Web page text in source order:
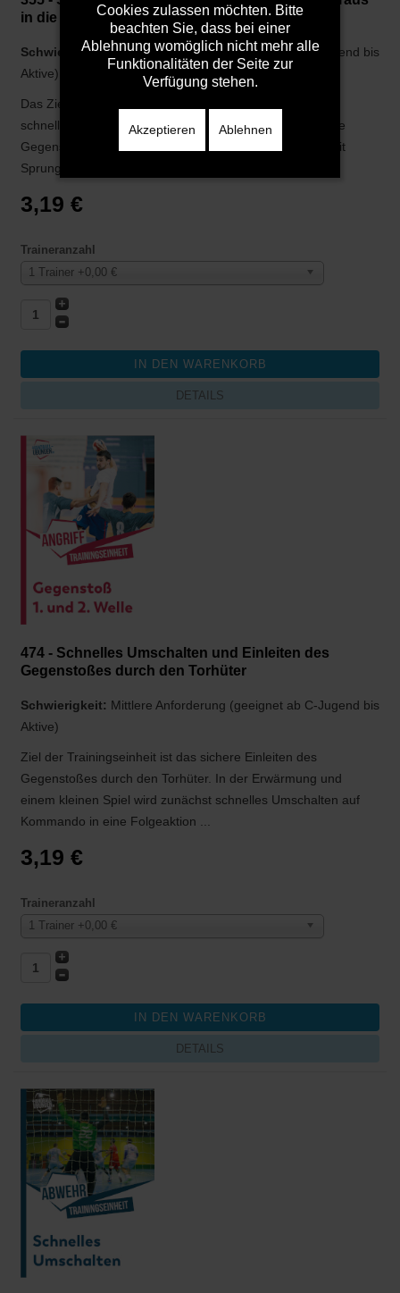
in die Gegenstoßbewegung
Schwierigkeit:Mittlere Anforderung (geeignet ab C-Jugend bis
Aktive)
Das Ziel dieser laufintensiven Trainingseinheit liegt im
schnellen reagieren beim Wechsel von der Abwehr- in die
Gegenstoßaktion. Nach der koordinativen Erwärmung mit
Sprungseilen folgt ein ...
3,19 €
Traineranzahl
1 Trainer +0,00 €
DETAILS
474 - Schnelles Umschalten und Einleiten des
Gegenstoßes durch den Torhüter
Schwierigkeit: Mittlere Anforderung (geeignet ab C-Jugend bis
Aktive)
Ziel der Trainingseinheit ist das sichere Einleiten des
Gegenstoßes durch den Torhüter. In der Erwärmung und
einem kleinen Spiel wird zunächst schnelles Umschalten auf
Kommando in eine Folgeaktion ...
3,19 €
Traineranzahl
1 Trainer +0,00 €
DETAILS
Cookies zulassen möchten. Bitte
beachten Sie, dass bei einer
Ablehnung womöglich nicht mehr alle
Funktionalitäten der Seite zur
Verfügung stehen.
Akzeptieren Ablehnen